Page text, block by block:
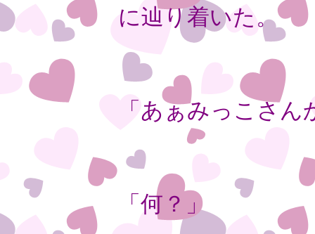
に辿り着いた。
「あぁみっこさん
「何？」